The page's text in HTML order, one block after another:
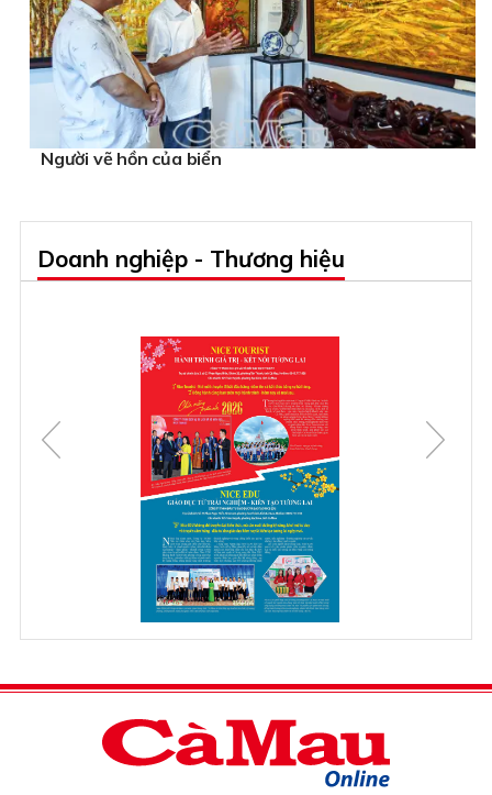
Người vẽ hồn của biển
Doanh nghiệp - Thương hiệu